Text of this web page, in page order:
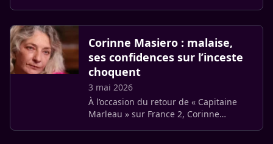
Corinne Masiero : malaise,
ses confidences sur l’inceste
choquent
3 mai 2026
À l’occasion du retour de « Capitaine
Marleau » sur France 2, Corinne